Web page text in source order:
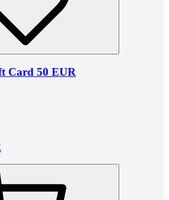
Card 50 EUR